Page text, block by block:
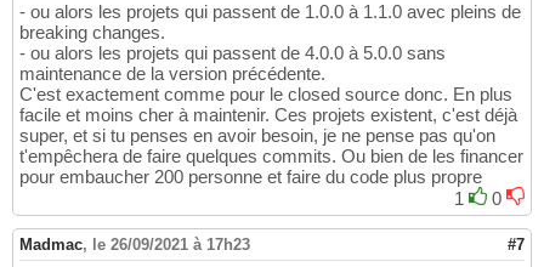
- ou alors les projets qui passent de 1.0.0 à 1.1.0 avec pleins de
breaking changes.
- ou alors les projets qui passent de 4.0.0 à 5.0.0 sans
maintenance de la version précédente.
C'est exactement comme pour le closed source donc. En plus
facile et moins cher à maintenir. Ces projets existent, c'est déjà
super, et si tu penses en avoir besoin, je ne pense pas qu'on
t'empêchera de faire quelques commits. Ou bien de les financer
pour embaucher 200 personne et faire du code plus propre
1
0
Madmac, le 26/09/2021 à 17h23 #7